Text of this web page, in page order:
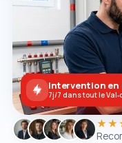
Intervention en
7j/7 dans tout le